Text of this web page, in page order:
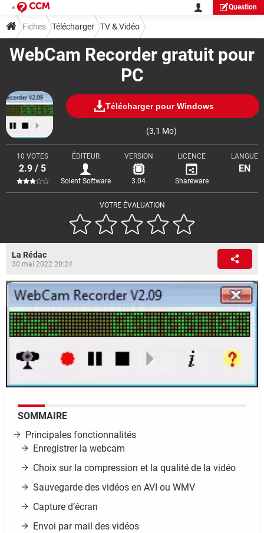
Question
WebCam Recorder gratuit pour
PC
Télécharger pour Windows
(3,1 Mo)
VOTRE ÉVALUATION
10 VOTES
2.9 / 5
ÉDITEUR
Solent Software
VERSION
3.04
LICENCE
Shareware
LANGUE
EN
Fiches Télécharger TV & Vidéo
La Rédac
30 mai 2022 20:24
SOMMAIRE
Principales fonctionnalités
Enregistrer la webcam
Choix sur la compression et la qualité de la vidéo
Sauvegarde des vidéos en AVI ou WMV
Capture d’écran
Envoi par mail des vidéos